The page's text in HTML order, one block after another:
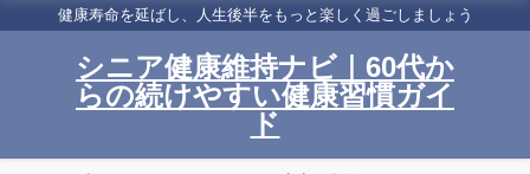
健康寿命を延ばし、人生後半をもっと楽しく過ごしましょう
シニア健康維持ナビ｜60代か
らの続けやすい健康習慣ガイ
ド